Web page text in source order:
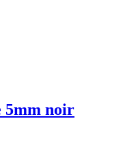
5mm noir